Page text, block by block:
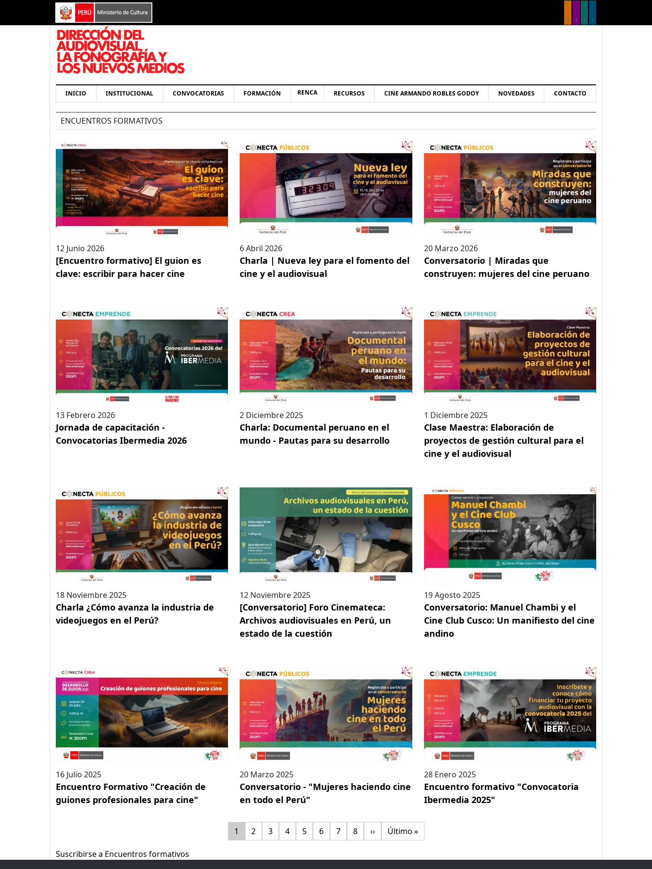
Pasar al contenido principal
Navegación principal
INICIO INSTITUCIONAL CONVOCATORIAS FORMACIÓN RENCA RECURSOS CINE ARMANDO ROBLES GODOY NOVEDADES CONTACTO
ENCUENTROS FORMATIVOS
12 Junio 2026
[Encuentro formativo] El guion es
clave: escribir para hacer cine
6 Abril 2026
Charla | Nueva ley para el fomento del
cine y el audiovisual
20 Marzo 2026
Conversatorio | Miradas que
construyen: mujeres del cine peruano
13 Febrero 2026
Jornada de capacitación -
Convocatorias Ibermedia 2026
2 Diciembre 2025
Charla: Documental peruano en el
mundo - Pautas para su desarrollo
1 Diciembre 2025
Clase Maestra: Elaboración de
proyectos de gestión cultural para el
cine y el audiovisual
18 Noviembre 2025
Charla ¿Cómo avanza la industria de
videojuegos en el Perú?
12 Noviembre 2025
[Conversatorio] Foro Cinemateca:
Archivos audiovisuales en Perú, un
estado de la cuestión
19 Agosto 2025
Conversatorio: Manuel Chambi y el
Cine Club Cusco: Un manifiesto del cine
andino
16 Julio 2025
Encuentro Formativo "Creación de
guiones profesionales para cine"
20 Marzo 2025
Conversatorio - "Mujeres haciendo cine
en todo el Perú"
28 Enero 2025
Encuentro formativo "Convocatoria
Ibermedia 2025"
Paginación
Página
1 Página
2 Página
3 Página
4 Página
5 Página
6 Página
7 Página
8 Siguiente página
›› Última página
Último »
Suscribirse a Encuentros formativos